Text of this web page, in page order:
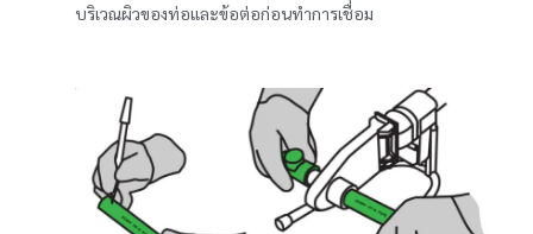
บริเวณผิวของท่อและข้อต่อก่อนทำการเชื่อม